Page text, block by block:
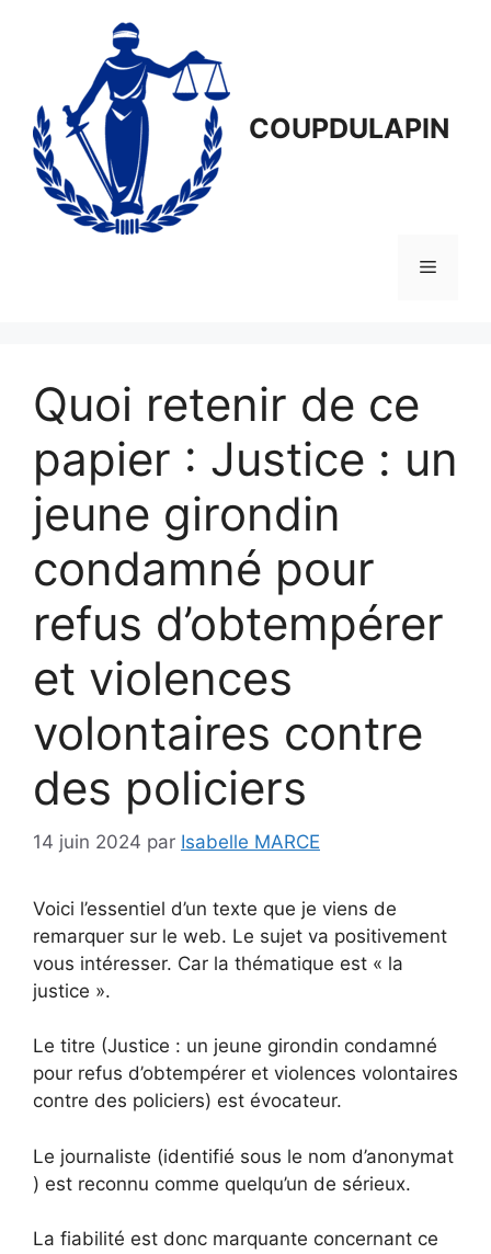
COUPDULAPIN
Menu
Quoi retenir de ce
papier : Justice : un
jeune girondin
condamné pour
refus d’obtempérer
et violences
volontaires contre
des policiers
14 juin 2024 par Isabelle MARCE
Voici l’essentiel d’un texte que je viens de
remarquer sur le web. Le sujet va positivement
vous intéresser. Car la thématique est « la
justice ».
Le titre (Justice : un jeune girondin condamné
pour refus d’obtempérer et violences volontaires
contre des policiers) est évocateur.
Le journaliste (identifié sous le nom d’anonymat
) est reconnu comme quelqu’un de sérieux.
La fiabilité est donc marquante concernant ce